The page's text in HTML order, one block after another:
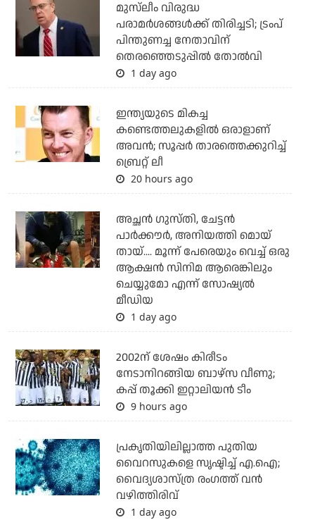
മുസ്‌ലീം വിരുദ്ധ
പരാമര്‍ശങ്ങള്‍ക്ക് തിരിച്ചടി; ട്രംപ്
പിന്തുണച്ച നേതാവിന്
തെരഞ്ഞെടുപ്പില്‍ തോല്‍വി
1 day ago
ഇന്ത്യയുടെ മികച്ച
കണ്ടെത്തലുകളില്‍ ഒരാളാണ്
അവന്‍; സൂപ്പര്‍ താരത്തെക്കുറിച്ച്
ബ്രെറ്റ് ലീ
20 hours ago
അച്ഛന്‍ ഗുസ്തി, ചേട്ടന്‍
പാര്‍ക്കൗര്‍, അനിയത്തി മൊയ്
തായ്.... മൂന്ന് പേരെയും വെച്ച് ഒരു
ആക്ഷന്‍ സിനിമ ആരെങ്കിലും
ചെയ്യുമോ എന്ന് സോഷ്യല്‍
മീഡിയ
1 day ago
2002ന് ശേഷം കിരീടം
നേടാനിറങ്ങിയ ബാഴ്സ വീണു;
കപ്പ് തൂക്കി ഇറ്റാലിയൻ ടീം
9 hours ago
പ്രകൃതിയിലില്ലാത്ത പുതിയ
വൈറസുകളെ സൃഷ്ടിച്ച് എ.ഐ;
വൈദ്യശാസ്ത്ര രംഗത്ത് വന്‍
വഴിത്തിരിവ്
1 day ago